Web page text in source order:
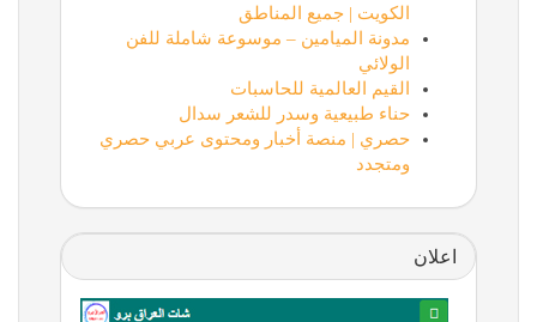
الكويت | جميع المناطق
مدونة الميامين – موسوعة شاملة للفن
الولائي
القيم العالمية للحاسبات
حناء طبيعية وسدر للشعر سدال
حصري | منصة أخبار ومحتوى عربي حصري
ومتجدد
اعلان